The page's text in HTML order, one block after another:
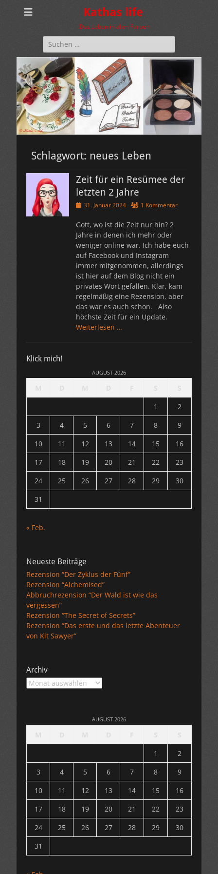
Kathas life
Das Leben in allen Farben
Suchen
nach:
Schlagwort: neues Leben
Zeit für ein Resümee der
letzten 2 Jahre
Veröffentlicht
31. Januar 2024 1 Kommentar
Gott, wo ist die Zeit nur hin? 2
Jahre in denen ich mehr oder
weniger online war. Ich habe euch
auf Facebook und Instagram
immer mitgenommen, allerdings
ist hier auf dem Blog nicht ein
privates Wort gefallen. Klar, kam
regelmäßig eine Rezension, aber
das war es auch schon. Also
höchste Zeit für ein Update.
Weiterlesen …
Klick mich!
AUGUST 2026
1
2
3
4 5 6 7 8
9
10
11 12 13 14 15
16
17
18 19 20 21 22
23
24
25 26 27 28 29
30
31
« Feb.
Neueste Beiträge
Rezension “Der Zyklus der Fünf”
Rezension “Alchemised”
Abbruchrezension “Der Wald ist wie das
vergessen”
Rezension “The Secret of Secrets”
Rezension “Das erste und das letzte Abenteuer
von Kit Sawyer”
Archiv
Archiv
AUGUST 2026
1
2
3
4 5 6 7 8
9
10
11 12 13 14 15
16
17
18 19 20 21 22
23
24
25 26 27 28 29
30
31